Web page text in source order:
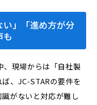
い」「進め方が分
も
、現場からは「自社製
、JC-STARの要件を
がないと対応が難し